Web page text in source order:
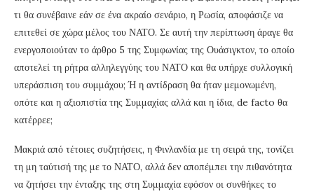
τι θα συνέβαινε εάν σε ένα ακραίο σενάριο, η Ρωσία, αποφάσιζε να
επιτεθεί σε χώρα μέλος του ΝΑΤΟ. Σε αυτή την περίπτωση άραγε θα
ενεργοποιούταν το άρθρο 5 της Συμφωνίας της Ουάσιγκτον, το οποίο
αποτελεί τη ρήτρα αλληλεγγύης του ΝΑΤΟ και θα υπήρχε συλλογική
υπεράσπιση του συμμάχου; Ή η αντίδραση θα ήταν μεμονωμένη,
οπότε και η αξιοπιστία της Συμμαχίας αλλά και η ίδια, de facto θα
κατέρρεε;
Μακριά από τέτοιες συζητήσεις, η Φινλανδία με τη σειρά της, τονίζει
τη μη ταύτισή της με το ΝΑΤΟ, αλλά δεν αποπέμπει την πιθανότητα
να ζητήσει την ένταξης της στη Συμμαχία εφόσον οι συνθήκες το